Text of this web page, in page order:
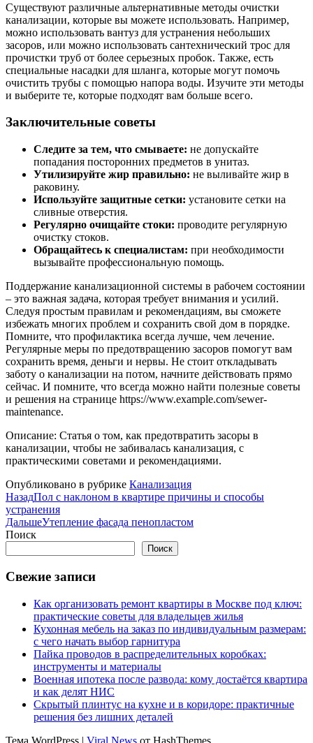
Существуют различные альтернативные методы очистки
канализации, которые вы можете использовать. Например,
можно использовать вантуз для устранения небольших
засоров, или можно использовать сантехнический трос для
прочистки труб от более серьезных пробок. Также, есть
специальные насадки для шланга, которые могут помочь
очистить трубы с помощью напора воды. Изучите эти методы
и выберите те, которые подходят вам больше всего.
Заключительные советы
Следите за тем, что смываете: не допускайте
попадания посторонних предметов в унитаз.
Утилизируйте жир правильно: не выливайте жир в
раковину.
Используйте защитные сетки: установите сетки на
сливные отверстия.
Регулярно очищайте стоки: проводите регулярную
очистку стоков.
Обращайтесь к специалистам: при необходимости
вызывайте профессиональную помощь.
Поддержание канализационной системы в рабочем состоянии
– это важная задача, которая требует внимания и усилий.
Следуя простым правилам и рекомендациям, вы сможете
избежать многих проблем и сохранить свой дом в порядке.
Помните, что профилактика всегда лучше, чем лечение.
Регулярные меры по предотвращению засоров помогут вам
сохранить время, деньги и нервы. Не стоит откладывать
заботу о канализации на потом, начните действовать прямо
сейчас. И помните, что всегда можно найти полезные советы
и решения на странице https://www.example.com/sewer-
maintenance.
Описание: Статья о том, как предотвратить засоры в
канализации, чтобы не забивалась канализация, с
практическими советами и рекомендациями.
Опубликовано в рубрике Канализация
НазадПол с наклоном в квартире причины и способы
устранения
ДальшеУтепление фасада пенопластом
Поиск
Поиск
Свежие записи
Как организовать ремонт квартиры в Москве под ключ:
практические советы для владельцев жилья
Кухонная мебель на заказ по индивидуальным размерам:
с чего начать выбор гарнитура
Пайка проводов в распределительных коробках:
инструменты и материалы
Военная ипотека после развода: кому достаётся квартира
и как делят НИС
Скрытый плинтус на кухне и в коридоре: практичные
решения без лишних деталей
Тема WordPress | Viral News от HashThemes